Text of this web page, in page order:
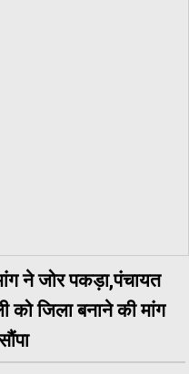
ने जोर पकड़ा,पंचायत
को जिला बनाने की मांग